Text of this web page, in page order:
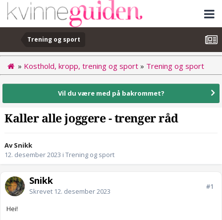
Trening og sport
» Kosthold, kropp, trening og sport » Trening og sport
Vil du være med på bakrommet?
Kaller alle joggere - trenger råd
Av Snikk
12. desember 2023 i Trening og sport
Snikk
Skrevet 12. desember 2023
#1
Hei!